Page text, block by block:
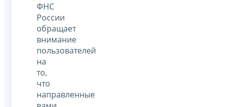
ФНС
России
обращает
внимание
пользователей
на
то,
что
направленные